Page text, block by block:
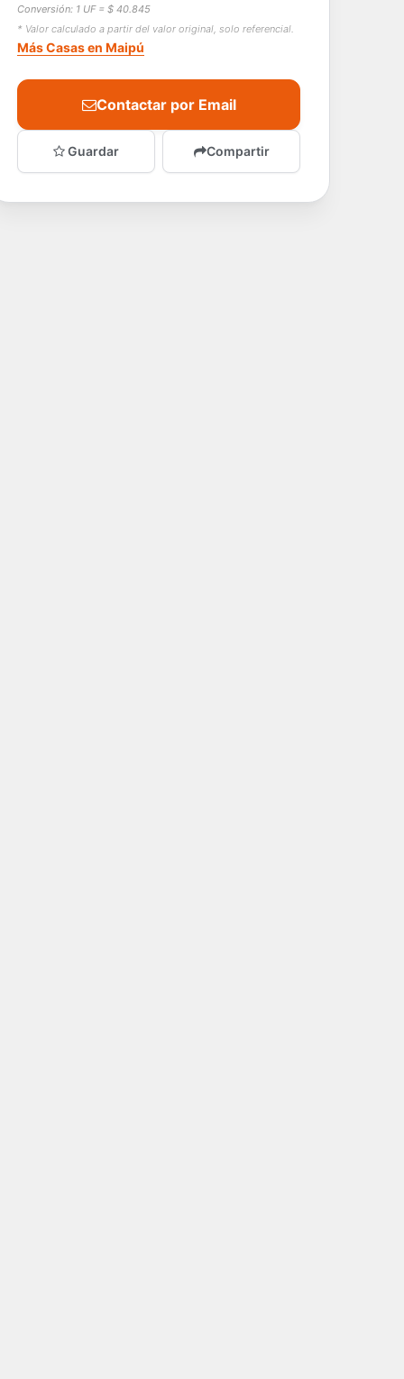
Conversión: 1 UF = $ 40.845
* Valor calculado a partir del valor original, solo referencial.
Más Casas en Maipú
Contactar por Email
Guardar Compartir